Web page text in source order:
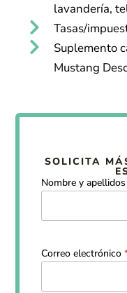
lavandería,
Tasas/
Suplemento
Mustang
SOLICITA
Nombre y
Correo electrónico